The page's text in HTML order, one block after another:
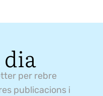
dia
per rebre
publicacions i